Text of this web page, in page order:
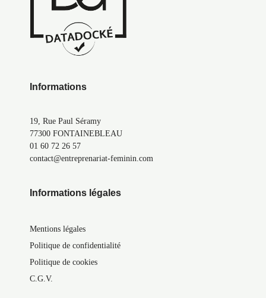
Informations
19, Rue Paul Séramy
77300 FONTAINEBLEAU
01 60 72 26 57
contact@entreprenariat-feminin.com
Informations légales
Mentions légales
Politique de confidentialité
Politique de cookies
C.G.V.